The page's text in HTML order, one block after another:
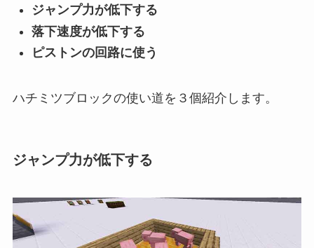
ジャンプ力が低下する
落下速度が低下する
ピストンの回路に使う
ハチミツブロックの使い道を３個紹介します。
ジャンプ力が低下する